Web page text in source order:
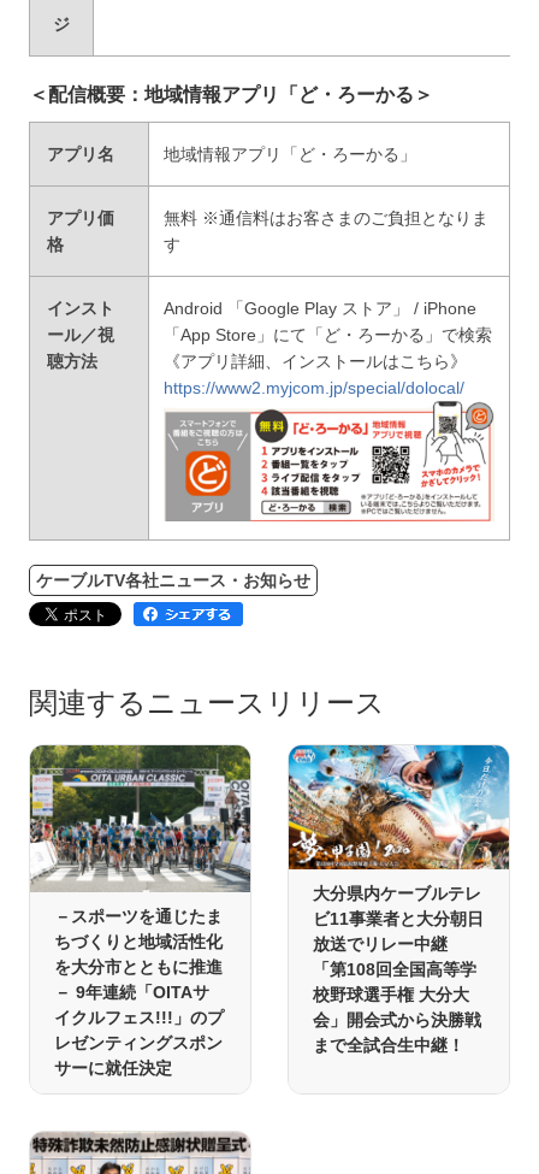
ジ
＜配信概要：地域情報アプリ「ど・ろーかる＞
アプリ名 地域情報アプリ「ど・ろーかる」
アプリ価
格
無料 ※通信料はお客さまのご負担となりま
す
インスト
ール／視
聴方法
Android 「Google Play ストア」 / iPhone
「App Store」にて「ど・ろーかる」で検索
《アプリ詳細、インストールはこちら》
https://www2.myjcom.jp/special/dolocal/
ケーブルTV各社ニュース・お知らせ
関連するニュースリリース
－スポーツを通じたま
ちづくりと地域活性化
を大分市とともに推進
－ 9年連続「OITAサ
イクルフェス!!!」のプ
レゼンティングスポン
サーに就任決定
大分県内ケーブルテレ
ビ11事業者と大分朝日
放送でリレー中継
「第108回全国高等学
校野球選手権 大分大
会」開会式から決勝戦
まで全試合生中継！